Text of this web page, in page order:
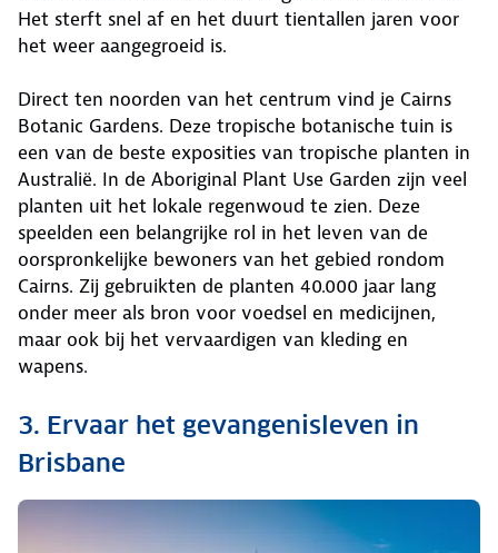
Het sterft snel af en het duurt tientallen jaren voor
het weer aangegroeid is.
Direct ten noorden van het centrum vind je Cairns
Botanic Gardens. Deze tropische botanische tuin is
een van de beste exposities van tropische planten in
Australië. In de Aboriginal Plant Use Garden zijn veel
planten uit het lokale regenwoud te zien. Deze
speelden een belangrijke rol in het leven van de
oorspronkelijke bewoners van het gebied rondom
Cairns. Zij gebruikten de planten 40.000 jaar lang
onder meer als bron voor voedsel en medicijnen,
maar ook bij het vervaardigen van kleding en
wapens.
3. Ervaar het gevangenisleven in
Brisbane